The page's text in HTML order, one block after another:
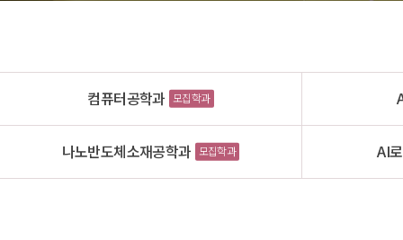
컴퓨터공학과 모집학과
나노반도체소재공학과 모집학과 AI